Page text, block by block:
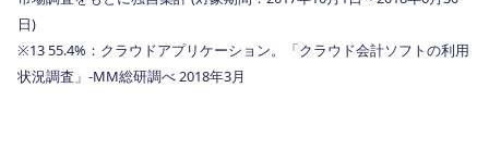
日)
※13 55.4%：クラウドアプリケーション。「クラウド会計ソフトの利用
状況調査」-MM総研調べ 2018年3月